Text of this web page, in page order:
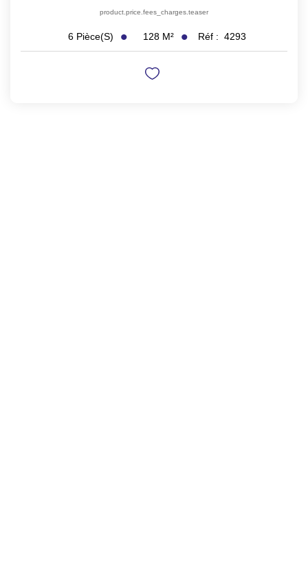
product.price.fees_charges.teaser
6 Pièce(s) 128 M² Réf : 4293